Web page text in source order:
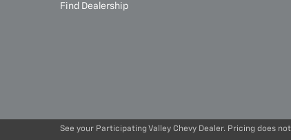
Find Dealership
See your Participating Valley Chevy Dealer. Pricing does